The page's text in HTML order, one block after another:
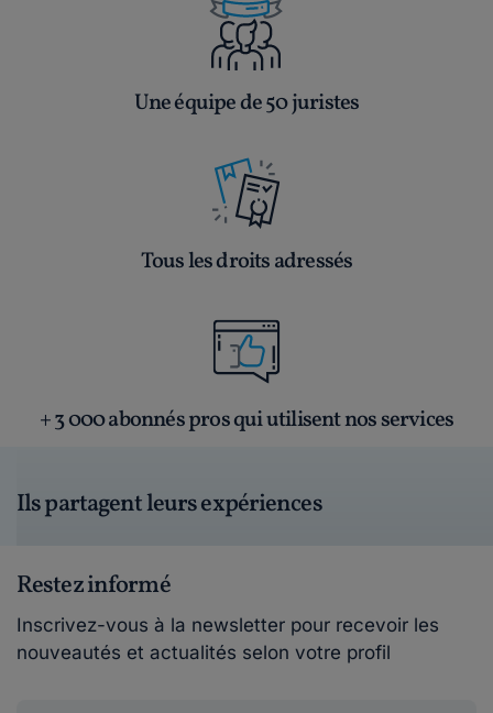
Une équipe de 50 juristes
Tous les droits adressés
+ 3 000 abonnés pros qui utilisent nos services
Ils partagent leurs expériences
Restez informé
Inscrivez-vous à la newsletter pour recevoir les
nouveautés et actualités selon votre profil